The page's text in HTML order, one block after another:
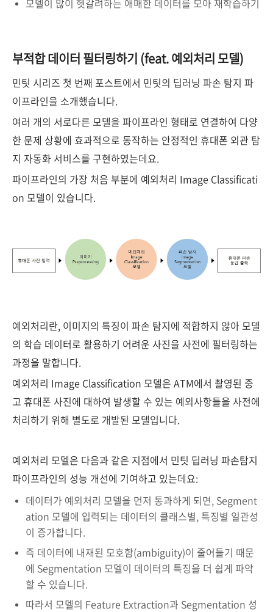
모델이 많이 헷갈려하는 애매한 데이터를 모아 재학습하기
부적합 데이터 필터링하기 (feat. 예외처리 모델)
민팃 시리즈 첫 번째 포스트에서 민팃의 딥러닝 파손 탐지 파
이프라인을 소개했습니다.
여러 개의 서로다른 모델을 파이프라인 형태로 연결하여 다양
한 문제 상황에 효과적으로 동작하는 안정적인 휴대폰 외관 탐
지 자동화 서비스를 구현하였는데요.
파이프라인의 가장 처음 부분에 예외처리 Image Classificati
on 모델이 있습니다.
예외처리란, 이미지의 특징이 파손 탐지에 적합하지 않아 모델
의 학습 데이터로 활용하기 어려운 사진을 사전에 필터링하는
과정을 말합니다.
예외처리 Image Classification 모델은 ATM에서 촬영된 중
고 휴대폰 사진에 대하여 발생할 수 있는 예외사항들을 사전에
처리하기 위해 별도로 개발된 모델입니다.
예외처리 모델은 다음과 같은 지점에서 민팃 딥러닝 파손탐지
파이프라인의 성능 개선에 기여하고 있는데요:
데이터가 예외처리 모델을 먼저 통과하게 되면, Segment
ation 모델에 입력되는 데이터의 클래스별, 특징별 일관성
이 증가합니다.
즉 데이터에 내재된 모호함(ambiguity)이 줄어들기 때문
에 Segmentation 모델이 데이터의 특징을 더 쉽게 파악
할 수 있습니다.
따라서 모델의 Feature Extraction과 Segmentation 성